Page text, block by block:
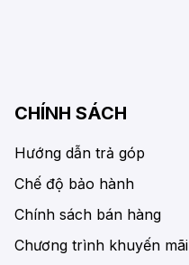
CHÍNH SÁCH
Hướng dẫn trả góp
Chế độ bảo hành
Chính sách bán hàng
Chương trình khuyến mãi